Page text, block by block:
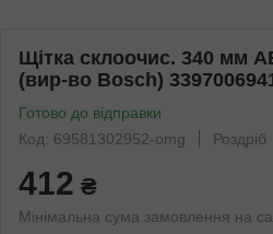
Щітка склоочис. 340 мм
(вир-во Bosch)
Готово до відправки
Код: 69581302952-omg
Роздріб
412 ₴
Мінімальна сума замовлення на